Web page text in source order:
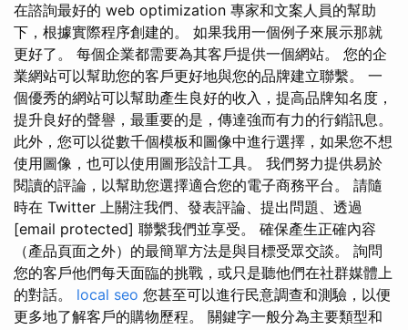
在諮詢最好的 web optimization 專家和文案人員的幫助
下，根據實際程序創建的。 如果我用一個例子來展示那就
更好了。 每個企業都需要為其客戶提供一個網站。 您的企
業網站可以幫助您的客戶更好地與您的品牌建立聯繫。 一
個優秀的網站可以幫助產生良好的收入，提高品牌知名度，
提升良好的聲譽，最重要的是，傳達強而有力的行銷訊息。
此外，您可以從數千個模板和圖像中進行選擇，如果您不想
使用圖像，也可以使用圖形設計工具。 我們努力提供易於
閱讀的評論，以幫助您選擇適合您的電子商務平台。 請隨
時在 Twitter 上關注我們、發表評論、提出問題、透過
[email protected] 聯繫我們並享受。 確保產生正確內容
（產品頁面之外）的最簡單方法是與目標受眾交談。 詢問
您的客戶他們每天面臨的挑戰，或只是聽他們在社群媒體上
的對話。 local seo 您甚至可以進行民意調查和測驗，以便
更多地了解客戶的購物歷程。 關鍵字一般分為主要類型和